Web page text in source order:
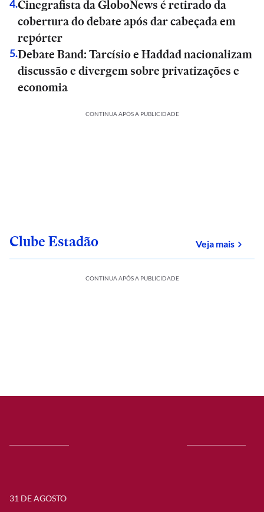
4.Cinegrafista da GloboNews é retirado da
cobertura do debate após dar cabeçada em
repórter
5.Debate Band: Tarcísio e Haddad nacionalizam
discussão e divergem sobre privatizações e
economia
CONTINUA APÓS A PUBLICIDADE
Clube Estadão Veja maissobre
CONTINUA APÓS A PUBLICIDADE
31 DE AGOSTO